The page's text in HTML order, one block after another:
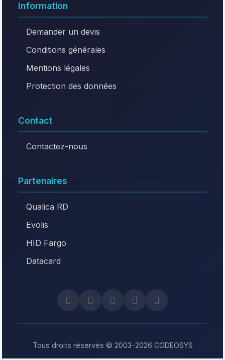
Information
Demander un devis
Conditions générales
Mentions légales
Protection des données
Contact
Contactez-nous
Partenaires
Qualica RD
Evolis
HID Fargo
Datacard
Tous droits réservés © 2003-2026 CODEOSYS